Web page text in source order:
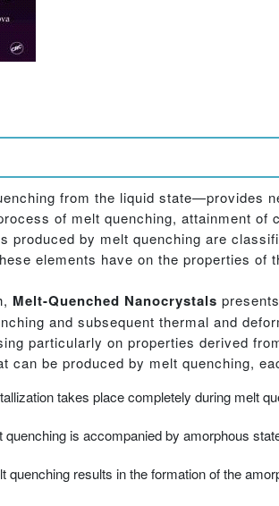
from the liquid state—provides
of melt quenching, attainment
produced by melt quenching are
elements have on the properties of
Melt-Quenched Nanocrystals
and subsequent thermal and
particularly on properties derived
can be produced by melt quenching,
takes place completely during melt
is accompanied by amorphous
quenching results in the formation of the